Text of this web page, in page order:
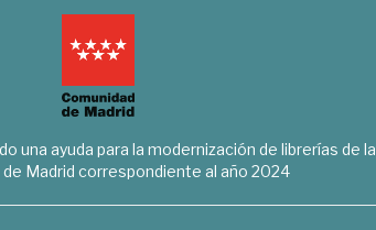
una ayuda para la modernización de librerías de la
de Madrid correspondiente al año 2024